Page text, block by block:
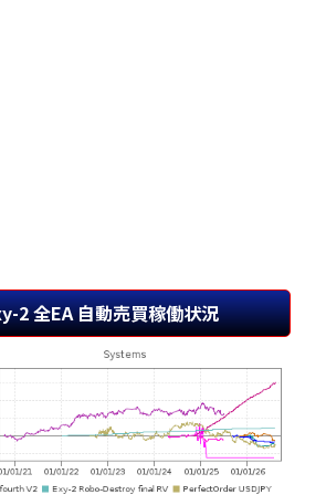
2 全EA 自動売買稼働状況